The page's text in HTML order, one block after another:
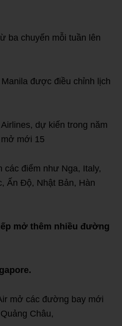
ba chuyến mỗi tuần lên
được điều chỉnh lịch
dự kiến trong năm
mới 15
các điểm như Nga, Italy,
Ấn Độ, Nhật Bản, Hàn
mở thêm nhiều đường
mở các đường bay mới
Châu,